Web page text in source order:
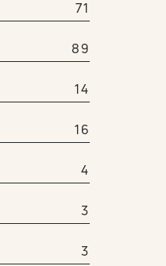
71
89
14
16
4
3
3